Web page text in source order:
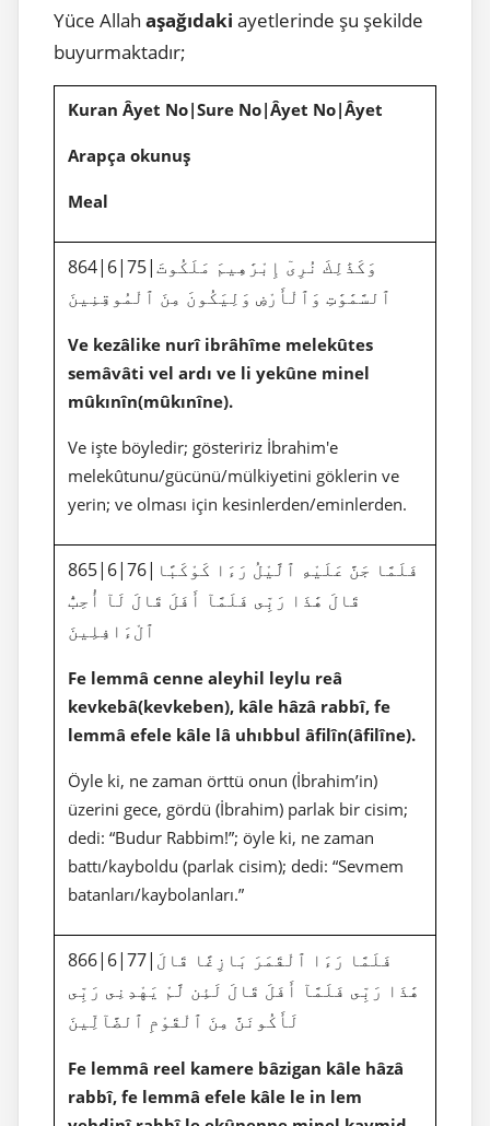
Yüce Allah aşağıdaki ayetlerinde şu şekilde
buyurmaktadır;
Kuran Âyet No|Sure No|Âyet No|Âyet
Arapça okunuş
Meal
864|6|75|وَكَذَٰلِكَ نُرِىٓ إِبْرَٰهِيمَ مَلَكُوتَ
ٱلسَّمَٰوَٰتِ وَٱلْأَرْضِ وَلِيَكُونَ مِنَ ٱلْمُوقِنِينَ
Ve kezâlike nurî ibrâhîme melekûtes
semâvâti vel ardı ve li yekûne minel
mûkınîn(mûkınîne).
Ve işte böyledir; gösteririz İbrahim'e
melekûtunu/gücünü/mülkiyetini göklerin ve
yerin; ve olması için kesinlerden/eminlerden.
865|6|76|فَلَمَّا جَنَّ عَلَيْهِ ٱلَّيْلُ رَءَا كَوْكَبًا
قَالَ هَٰذَا رَبِّى فَلَمَّآ أَفَلَ قَالَ لَآ أُحِبُّ
ٱلْءَافِلِينَ
Fe lemmâ cenne aleyhil leylu reâ
kevkebâ(kevkeben), kâle hâzâ rabbî, fe
lemmâ efele kâle lâ uhıbbul âfilîn(âfilîne).
Öyle ki, ne zaman örttü onun (İbrahim’in)
üzerini gece, gördü (İbrahim) parlak bir cisim;
dedi: “Budur Rabbim!”; öyle ki, ne zaman
battı/kayboldu (parlak cisim); dedi: “Sevmem
batanları/kaybolanları.”
866|6|77|فَلَمَّا رَءَا ٱلْقَمَرَ بَازِغًا قَالَ
هَٰذَا رَبِّى فَلَمَّآ أَفَلَ قَالَ لَئِن لَّمْ يَهْدِنِى رَبِّى
لَأَكُونَنَّ مِنَ ٱلْقَوْمِ ٱلضَّآلِّينَ
Fe lemmâ reel kamere bâzigan kâle hâzâ
rabbî, fe lemmâ efele kâle le in lem